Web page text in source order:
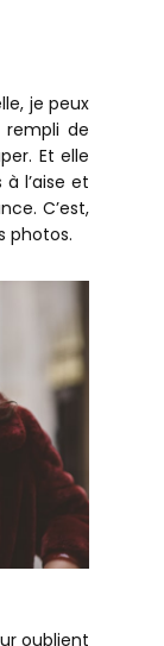
je peux
de
Et elle
l’aise et
C’est,
photos.
oublient